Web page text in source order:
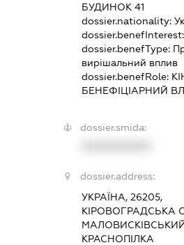
БУДИНОК 41
dossier.nationality:
dossier.benefType:
вирішальний вплив
dossier.benefRole:
БЕНЕФІЦІАРНИЙ
dossier.smida:
dossier.address:
УКРАЇНА, 26205,
КІРОВОГРАДСЬКА
КРАСНОПІЛКА